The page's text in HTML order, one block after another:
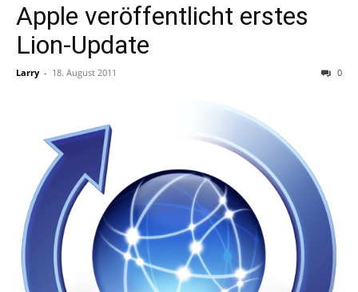
Apple veröffentlicht erstes
Lion-Update
Larry - 18. August 2011 0